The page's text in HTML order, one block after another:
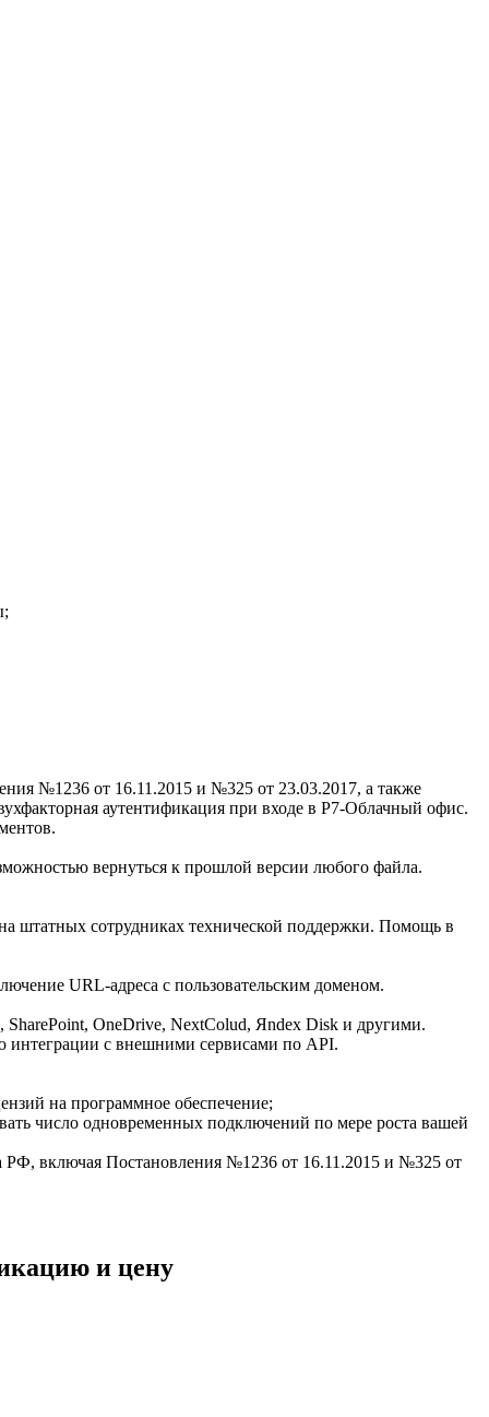
№1236 от 16.11.2015 и №325 от 23.03.2017, а также
аутентификация при входе в Р7-Облачный офис.
вернуться к прошлой версии любого файла.
штатных сотрудниках технической поддержки. Помощь в
URL-адреса с пользовательским доменом.
OneDrive, NextColud, Яndex Disk и другими.
интеграции с внешними сервисами по API.
на программное обеспечение;
число одновременных подключений по мере роста вашей
РФ, включая Постановления №1236 от 16.11.2015 и №325 от
и цену